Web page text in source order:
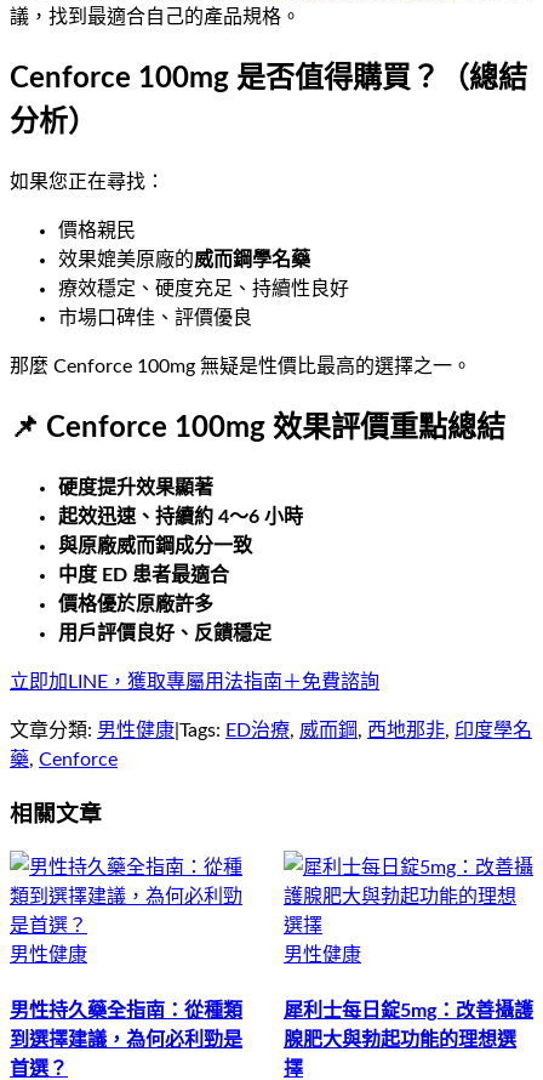
議，找到最適合自己的產品規格。
Cenforce 100mg 是否值得購買？（總結
分析）
如果您正在尋找：
價格親民
效果媲美原廠的威而鋼學名藥
療效穩定、硬度充足、持續性良好
市場口碑佳、評價優良
那麼 Cenforce 100mg 無疑是性價比最高的選擇之一。
📌 Cenforce 100mg 效果評價重點總結
硬度提升效果顯著
起效迅速、持續約 4～6 小時
與原廠威而鋼成分一致
中度 ED 患者最適合
價格優於原廠許多
用戶評價良好、反饋穩定
立即加LINE，獲取專屬用法指南＋免費諮詢
文章分類: 男性健康 Tags: ED治療, 威而鋼, 西地那非, 印度學名
藥, Cenforce
相關文章
男性健康
男性持久藥全指南：從種類
到選擇建議，為何必利勁是
首選？
男性健康
犀利士每日錠5mg：改善攝護
腺肥大與勃起功能的理想選
擇